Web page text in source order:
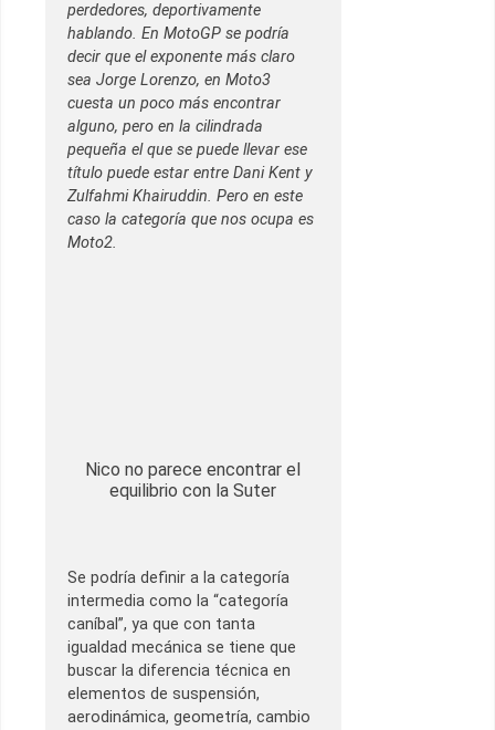
perdedores, deportivamente
hablando. En MotoGP se podría
decir que el exponente más claro
sea Jorge Lorenzo, en Moto3
cuesta un poco más encontrar
alguno, pero en la cilindrada
pequeña el que se puede llevar ese
título puede estar entre Dani Kent y
Zulfahmi Khairuddin. Pero en este
caso la categoría que nos ocupa es
Moto2.
Nico no parece encontrar el
equilibrio con la Suter
Se podría definir a la categoría
intermedia como la “categoría
caníbal”, ya que con tanta
igualdad mecánica se tiene que
buscar la diferencia técnica en
elementos de suspensión,
aerodinámica, geometría, cambio